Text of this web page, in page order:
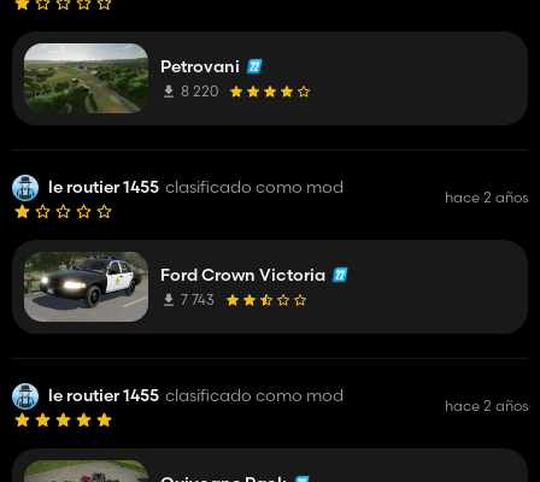
Petrovani
8 220
le routier 1455 clasificado como mod hace 2 años
Ford Crown Victoria
7 743
le routier 1455 clasificado como mod hace 2 años